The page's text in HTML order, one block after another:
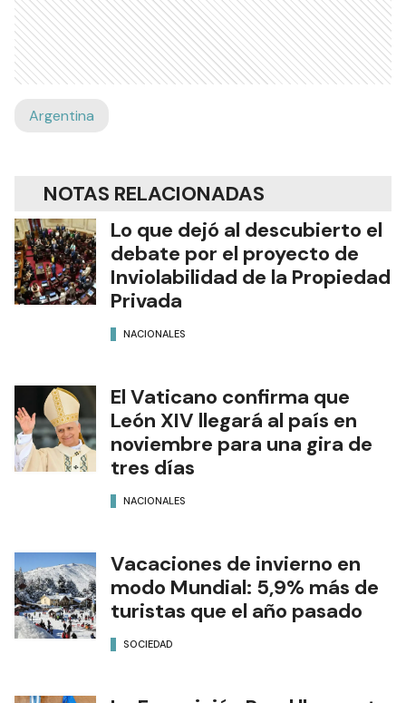
Argentina
NOTAS RELACIONADAS
Lo que dejó al descubierto el
debate por el proyecto de
Inviolabilidad de la Propiedad
Privada
NACIONALES
El Vaticano confirma que
León XIV llegará al país en
noviembre para una gira de
tres días
NACIONALES
Vacaciones de invierno en
modo Mundial: 5,9% más de
turistas que el año pasado
SOCIEDAD